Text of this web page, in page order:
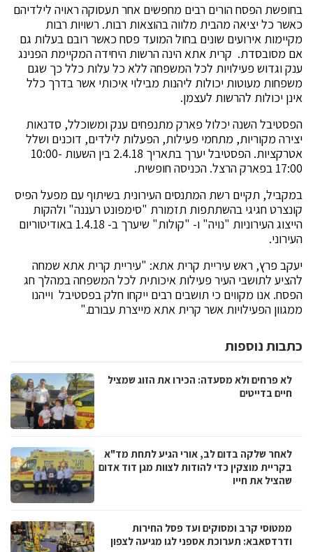
בחופשת הפסח הורים רבים מחפשים אחר תעסוקה ראויה לילדיהם
כאשר כל יציאה מהבית מלווה בהוצאות רבות. רשויות רבות
מקיימות אירועים שונים בחול המועד פסח כאשר רובם בעלות גם
אם מסובסדת. קרית אתא הינה הרשות היחידה המקיימת הפנינג
ענק וגדוש פעילויות לכל המשפחה ללא כל עלות כלל כך שגם
משפחות מעוטות יכולות ליהנות מבילוי איכותי אשר בדרך כלל
אינן יכולות להרשות לעצמן.
הפסטיבל השנה יכלול פארק מתנפחים ענק ומשוכלל, סדנאות
יצירה מקוריות, מתחמי פעילות, הפעלות לילדים, דוכנים ושלל
אטרקציות. הפסטיבל יערך בתאריך 2.4.18 בין השעות 10:00-
17:00 בפארק הרצל. הכניסה חופשית.
במקביל, תקיים רשת המתנסים העירונית בשיתוף עם מפעל הפיס
קונצרט חגיגי בהשתתפות תזמורת "סימפונט רעננה" ולהקות
הייצוג העירוניות "נויה" ו- "קולות" שיערך ב- 1.4.18 באודיטוריום
העירוני.
יעקב פרץ, ראש עיריית קרית אתא: "עיריית קרית אתא שמחה
להציע לתושבי העיר פעילות איכותית לכל המשפחה במהלך חג
הפסח. אנו מקווים כי תושבים רבים ייקחו חלק בפסטיבל וייהנו
ממגוון הפעילויות אשר קרית אתא מייצרת עבורם."
כתבות נוספות
לא פרחים ולא מסעדה: הכירו את הזוג שמציל
חיים בדייטים
לאחר שלקה בדום לב, אורי הגיע לתחת מד"א
בקריית מוצקין כדי להודות לצוות מגן דוד אדום
שהציל את חייו
ממטוסי קרב ומסוקים ועד פסל החירות
ודרדסאבא: תערוכת אספני לגו מגיעה לצפון